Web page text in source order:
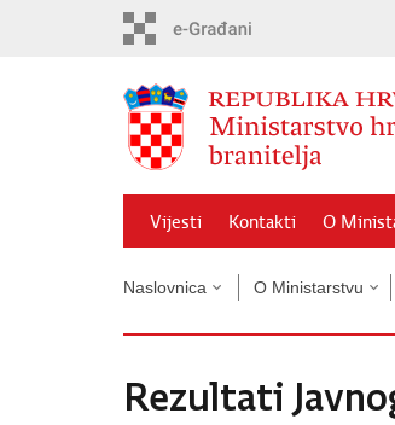
Vijesti Kontakti O
Naslovnica O Ministarstvu
Rezultati